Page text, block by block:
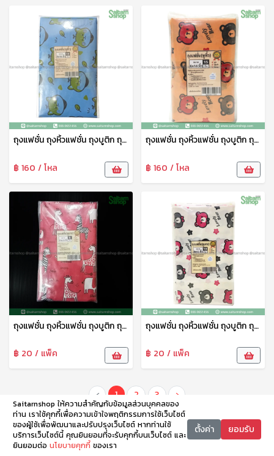
ถุงแฟชั่น ถุงหิ้วแฟชั่น ถุงบูติก ถุงบูติค ถุงแฟชั่นเจาะหู ลายพรีเมี่ยม 8*16 ซม. 1แพ็ค10ใบ tpf
฿ 160 / โหล
ถุงแฟชั่น ถุงหิ้วแฟชั่น ถุงบูติก ถุงบูติค ถุงแฟชั่นเจาะหู ลายพรีเมี่ยม 6*14 ซม. 1แพ็ค14ใบ tpf
฿ 160 / โหล
ถุงแฟชั่น ถุงหิ้วแฟชั่น ถุงบูติก ถุงบูติค ถุงแฟชั่นเจาะหู ลายพรีเมี่ยม 10*16 ซม. 1แพ็ค15ใบ tpf
฿ 20 / แพ็ค
ถุงแฟชั่น ถุงหิ้วแฟชั่น ถุงบูติก ถุงบูติค ถุงแฟชั่นเจาะหู ลายพรีเมี่ยม 8*12 ซม. 1แพ็ค10ใบ tpf
฿ 20 / แพ็ค
‹ 1 2 3 ›
Saitarnshop ให้ความสำคัญกับข้อมูลส่วนบุคคลของ
ท่าน เราใช้คุกกี้เพื่อความเข้าใจพฤติกรรมการใช้เว็บไซต์
ของผู้ใช้เพื่อพัฒนาและปรับปรุงเว็บไซต์ หากท่านใช้
บริการเว็บไซต์นี้ คุณยินยอมที่จะรับคุกกี้บนเว็บไซต์ และ
ยินยอมต่อ นโยบายคุกกี้ ของเรา
ตั้งค่า ยอมรับ